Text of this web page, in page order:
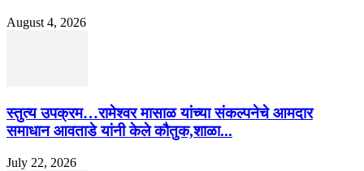
August 4, 2026
स्तुत्य उपक्रम…रामेश्वर मासाळ यांच्या संकल्पनेचे आमदार
समाधान आवताडे यांनी केले कौतुक,शाळा...
July 22, 2026